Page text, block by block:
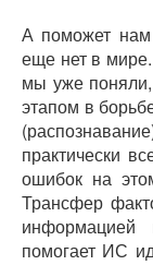
А поможет нам
еще нет в
мы уже
этапом в
практически
ошибок на
Трансфер
помогает ИС